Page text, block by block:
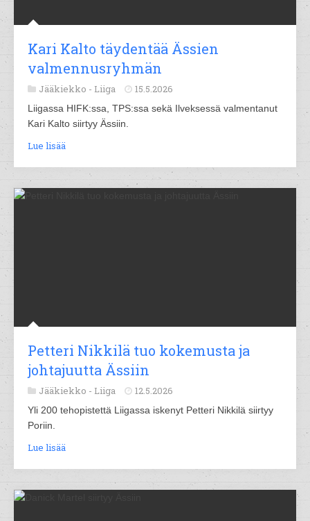
Kari Kalto täydentää Ässien
valmennusryhmän
Jääkiekko - Liiga 15.5.2026
Liigassa HIFK:ssa, TPS:ssa sekä Ilveksessä valmentanut
Kari Kalto siirtyy Ässiin.
Lue lisää
Petteri Nikkilä tuo kokemusta ja
johtajuutta Ässiin
Jääkiekko - Liiga 12.5.2026
Yli 200 tehopistettä Liigassa iskenyt Petteri Nikkilä siirtyy
Poriin.
Lue lisää